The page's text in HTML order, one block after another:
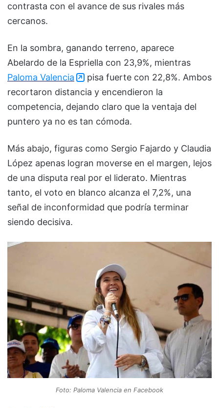
contrasta con el avance de sus rivales más
cercanos.
En la sombra, ganando terreno, aparece
Abelardo de la Espriella con 23,9%, mientras
Paloma Valencia
pisa fuerte con 22,8%. Ambos
recortaron distancia y encendieron la
competencia, dejando claro que la ventaja del
puntero ya no es tan cómoda.
Más abajo, figuras como Sergio Fajardo y Claudia
López apenas logran moverse en el margen, lejos
de una disputa real por el liderato. Mientras
tanto, el voto en blanco alcanza el 7,2%, una
señal de inconformidad que podría terminar
siendo decisiva.
Foto: Paloma Valencia en Facebook